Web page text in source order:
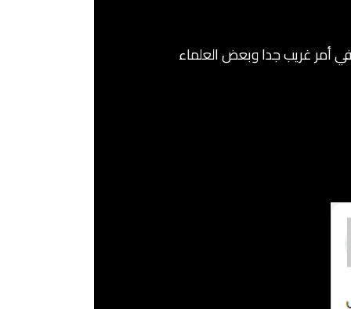
ومصر وليبيا في أمر غريب جدا وبعض العلماء